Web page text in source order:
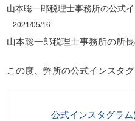
山本聡一郎税理士事務所の公式
2021/05/16
山本聡一郎税理士事務所の所長
この度、弊所の公式インスタ
公式インスタグラ